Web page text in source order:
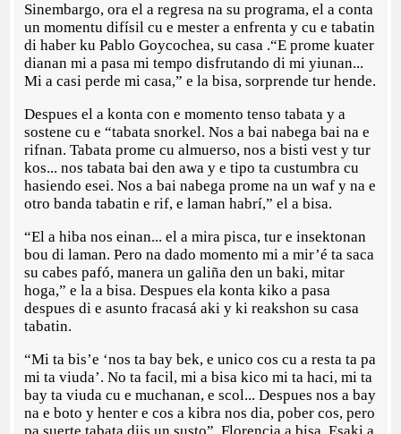
Sinembargo, ora el a regresa na su programa, el a conta
un momentu difísil cu e mester a enfrenta y cu e tabatin
di haber ku Pablo Goycochea, su casa .“E prome kuater
dianan mi a pasa mi tempo disfrutando di mi yiunan...
Mi a casi perde mi casa,” e la bisa, sorprende tur hende.
Despues el a konta con e momento tenso tabata y a
sostene cu e “tabata snorkel. Nos a bai nabega bai na e
rifnan. Tabata prome cu almuerso, nos a bisti vest y tur
kos... nos tabata bai den awa y e tipo ta custumbra cu
hasiendo esei. Nos a bai nabega prome na un waf y na e
otro banda tabatin e rif, e laman habrí,” el a bisa.
“El a hiba nos einan... el a mira pisca, tur e insektonan
bou di laman. Pero na dado momento mi a mir’é ta saca
su cabes pafó, manera un galiña den un baki, mitar
hoga,” e la a bisa. Despues ela konta kiko a pasa
despues di e asunto fracasá aki y ki reakshon su casa
tabatin.
“Mi ta bis’e ‘nos ta bay bek, e unico cos cu a resta ta pa
mi ta viuda’. No ta facil, mi a bisa kico mi ta haci, mi ta
bay ta viuda cu e muchanan, e scol... Despues nos a bay
na e boto y henter e cos a kibra nos dia, pober cos, pero